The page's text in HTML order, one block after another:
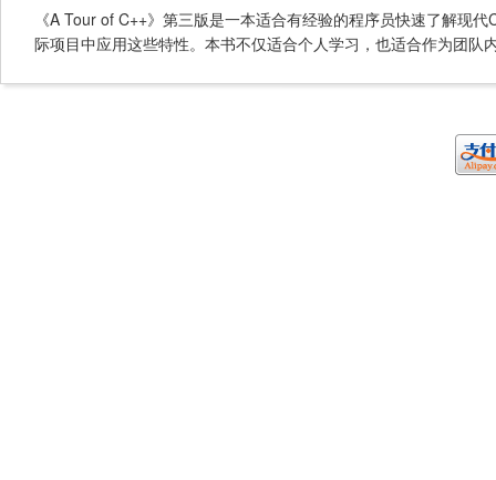
《A Tour of C++》第三版是一本适合有经验的程序员快速了解现
际项目中应用这些特性。本书不仅适合个人学习，也适合作为团队